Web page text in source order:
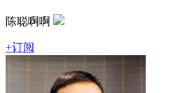
陈聪啊啊
+订阅